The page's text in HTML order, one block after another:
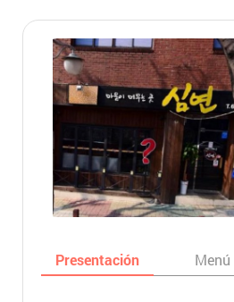
Presentación Menú